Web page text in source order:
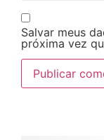
Salvar meus
próxima vez